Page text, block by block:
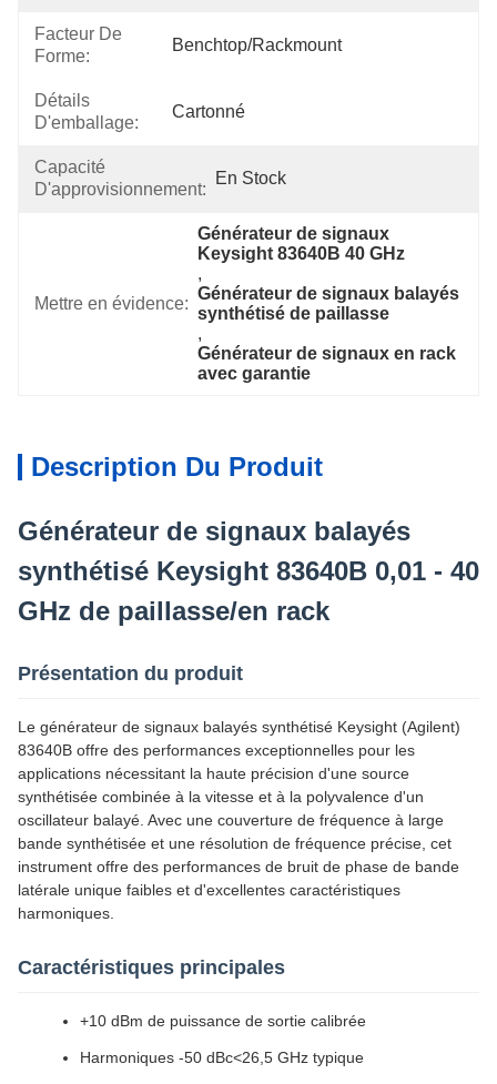
Facteur De
Forme:
Benchtop/Rackmount
Détails
D'emballage:
Cartonné
Capacité
D'approvisionnement:
En Stock
Mettre en évidence:
Générateur de signaux
Keysight 83640B 40 GHz
,
Générateur de signaux balayés
synthétisé de paillasse
,
Générateur de signaux en rack
avec garantie
Description Du Produit
Générateur de signaux balayés
synthétisé Keysight 83640B 0,01 - 40
GHz de paillasse/en rack
Présentation du produit
Le générateur de signaux balayés synthétisé Keysight (Agilent)
83640B offre des performances exceptionnelles pour les
applications nécessitant la haute précision d'une source
synthétisée combinée à la vitesse et à la polyvalence d'un
oscillateur balayé. Avec une couverture de fréquence à large
bande synthétisée et une résolution de fréquence précise, cet
instrument offre des performances de bruit de phase de bande
latérale unique faibles et d'excellentes caractéristiques
harmoniques.
Caractéristiques principales
+10 dBm de puissance de sortie calibrée
Harmoniques -50 dBc<26,5 GHz typique